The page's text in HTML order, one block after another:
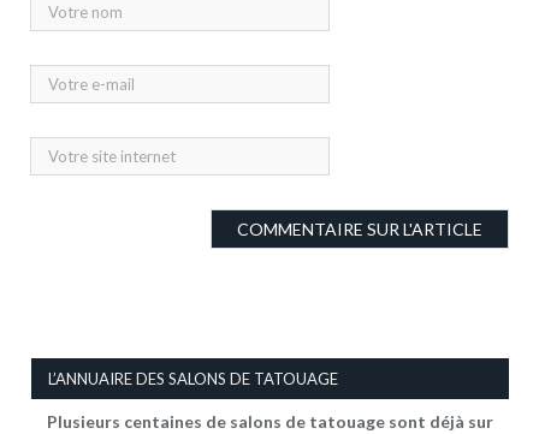
L’ANNUAIRE DES SALONS DE TATOUAGE
Plusieurs centaines de salons de tatouage sont déjà sur